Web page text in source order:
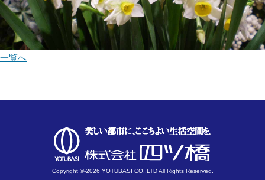
一覧へ
Copyright ©-2026 YOTUBASI CO.,LTD All Rights Reserved.